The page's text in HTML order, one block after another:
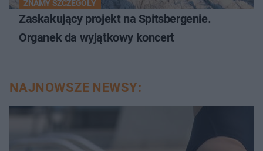
ZNAMY SZCZEGÓŁY
Zaskakujący projekt na Spitsbergenie.
Organek da wyjątkowy koncert
NAJNOWSZE NEWSY: